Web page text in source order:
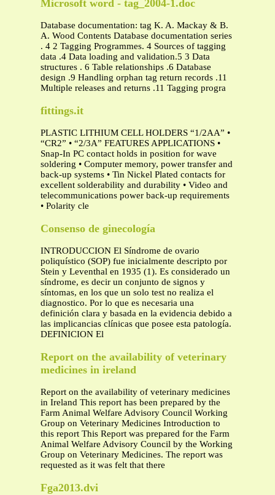
Microsoft word - tag_2004-1.doc
Database documentation: tag K. A. Mackay & B.
A. Wood Contents Database documentation series
. 4 2 Tagging Programmes. 4 Sources of tagging
data .4 Data loading and validation.5 3 Data
structures . 6 Table relationships .6 Database
design .9 Handling orphan tag return records .11
Multiple releases and returns .11 Tagging progra
fittings.it
PLASTIC LITHIUM CELL HOLDERS “1/2AA” •
“CR2” • “2/3A” FEATURES APPLICATIONS •
Snap-In PC contact holds in position for wave
soldering • Computer memory, power transfer and
back-up systems • Tin Nickel Plated contacts for
excellent solderability and durability • Video and
telecommunications power back-up requirements
• Polarity cle
Consenso de ginecología
INTRODUCCION El Síndrome de ovario
poliquístico (SOP) fue inicialmente descripto por
Stein y Leventhal en 1935 (1). Es considerado un
síndrome, es decir un conjunto de signos y
síntomas, en los que un solo test no realiza el
diagnostico. Por lo que es necesaria una
definición clara y basada en la evidencia debido a
las implicancias clínicas que posee esta patología.
DEFINICION El
Report on the availability of veterinary
medicines in ireland
Report on the availability of veterinary medicines
in Ireland This report has been prepared by the
Farm Animal Welfare Advisory Council Working
Group on Veterinary Medicines Introduction to
this report This Report was prepared for the Farm
Animal Welfare Advisory Council by the Working
Group on Veterinary Medicines. The report was
requested as it was felt that there
Fga2013.dvi